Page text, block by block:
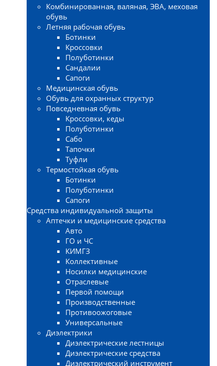
Комбинированная, валяная, ЭВА, меховая
обувь
Летняя рабочая обувь
Ботинки
Кроссовки
Полуботинки
Сандалии
Сапоги
Медицинская обувь
Обувь для охранных структур
Повседневная обувь
Кроссовки, кеды
Полуботинки
Сабо
Тапочки
Туфли
Термостойкая обувь
Ботинки
Полуботинки
Сапоги
Средства индивидуальной защиты
Аптечки и медицинские средства
Авто
ГО и ЧС
КИМГЗ
Коллективные
Носилки медицинские
Отраслевые
Первой помощи
Производственные
Противоожоговые
Универсальные
Диэлектрики
Диэлектрические лестницы
Диэлектрические средства
Диэлектрический инструмент